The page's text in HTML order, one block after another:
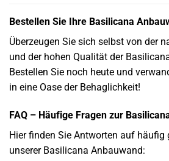
Bestellen Sie Ihre Basilicana
Überzeugen Sie sich selbst von der
und der hohen Qualität der
Bestellen Sie noch heute und
in eine Oase der Behaglichkeit!
FAQ – Häufige Fragen zur
Hier finden Sie Antworten auf häufig
unserer Basilicana Anbauwand: